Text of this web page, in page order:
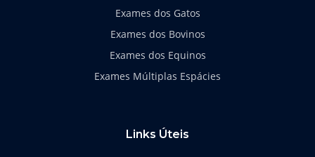
Exames dos Gatos
Exames dos Bovinos
Exames dos Equinos
Exames Múltiplas Espácies
Links Úteis